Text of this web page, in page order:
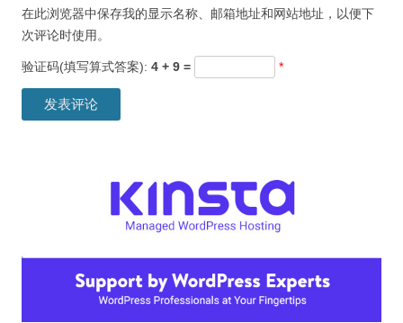
在此浏览器中保存我的显示名称、邮箱地址和网站地址，以便下
次评论时使用。
验证码(填写算式答案): 4 + 9 = *